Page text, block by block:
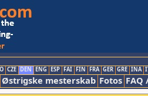
CZE DEN ENG ESP FAI FIN FRA GER GRE INA
Østrigske mesterskab Fotos FAQ